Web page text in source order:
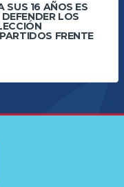
SUS 16 AÑOS ES
LOS
FRENTE